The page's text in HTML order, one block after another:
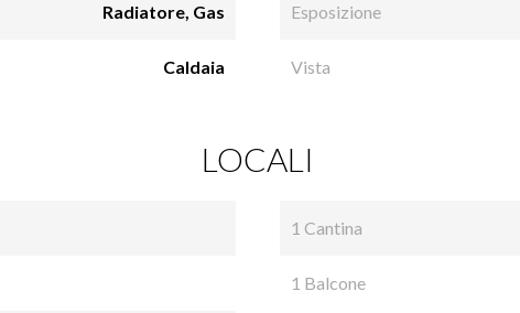
Radiatore, Gas
Caldaia
Esposizione
Vista
LOCALI
1 Cantina
1 Balcone